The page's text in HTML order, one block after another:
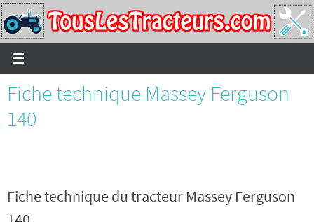
Passer
vers
le
contenu
Fiche technique Massey Ferguson
140
Fiche technique du tracteur Massey Ferguson